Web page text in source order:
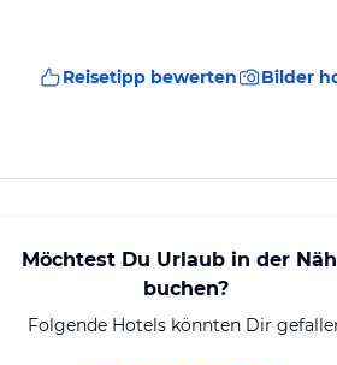
Reisetipp bewerten Bilder
Möchtest Du Urlaub in der
buchen?
Folgende Hotels könnten Dir